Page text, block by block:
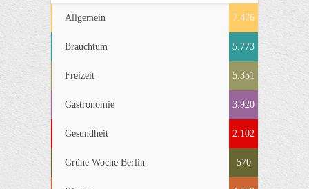
Allgemein 7.476
Brauchtum 5.773
Freizeit 5.351
Gastronomie 3.920
Gesundheit 2.102
Grüne Woche Berlin 570